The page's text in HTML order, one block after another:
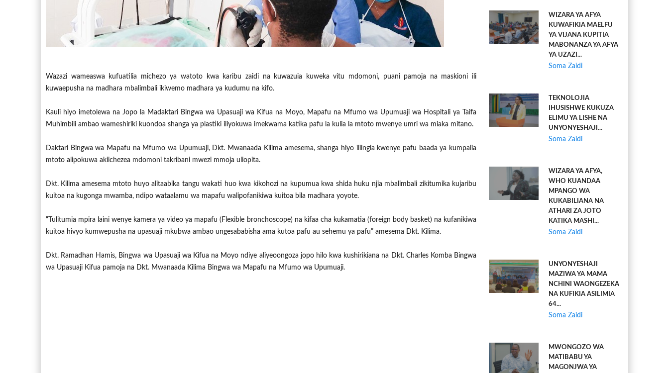
Wazazi wameaswa kufuatilia michezo ya watoto kwa karibu zaidi na kuwazuia kuweka vitu mdomoni, puani pamoja na maskioni ili
kuwaepusha na madhara mbalimbali ikiwemo madhara ya kudumu na kifo.
Kauli hiyo imetolewa na Jopo la Madaktari Bingwa wa Upasuaji wa Kifua na Moyo, Mapafu na Mfumo wa Upumuaji wa Hospitali ya Taifa
Muhimbili ambao wameshiriki kuondoa shanga ya plastiki iliyokuwa imekwama katika pafu la kulia la mtoto mwenye umri wa miaka mitano.
Daktari Bingwa wa Mapafu na Mfumo wa Upumuaji, Dkt. Mwanaada Kilima amesema, shanga hiyo iliingia kwenye pafu baada ya kumpalia
mtoto alipokuwa akiichezea mdomoni takribani mwezi mmoja uliopita.
Dkt. Kilima amesema mtoto huyo alitaabika tangu wakati huo kwa kikohozi na kupumua kwa shida huku njia mbalimbali zikitumika kujaribu
kuitoa na kugonga mwamba, ndipo wataalamu wa mapafu walipofanikiwa kuitoa bila madhara yoyote.
“Tulitumia mpira laini wenye kamera ya video ya mapafu (Flexible bronchoscope) na kifaa cha kukamatia (foreign body basket) na kufanikiwa
kuitoa hivyo kumwepusha na upasuaji mkubwa ambao ungesababisha ama kutoa pafu au sehemu ya pafu” amesema Dkt. Kilima.
Dkt. Ramadhan Hamis, Bingwa wa Upasuaji wa Kifua na Moyo ndiye aliyeoongoza jopo hilo kwa kushirikiana na Dkt. Charles Komba Bingwa
wa Upasuaji Kifua pamoja na Dkt. Mwanaada Kilima Bingwa wa Mapafu na Mfumo wa Upumuaji.
WIZARA YA AFYA
KUWAFIKIA MAELFU
YA VIJANA KUPITIA
MABONANZA YA AFYA
YA UZAZI...
Soma Zaidi
TEKNOLOJIA
IHUSISHWE KUKUZA
ELIMU YA LISHE NA
UNYONYESHAJI...
Soma Zaidi
WIZARA YA AFYA,
WHO KUANDAA
MPANGO WA
KUKABILIANA NA
ATHARI ZA JOTO
KATIKA MASHI...
Soma Zaidi
UNYONYESHAJI
MAZIWA YA MAMA
NCHINI WAONGEZEKA
NA KUFIKIA ASILIMIA
64...
Soma Zaidi
MWONGOZO WA
MATIBABU YA
MAGONJWA YA